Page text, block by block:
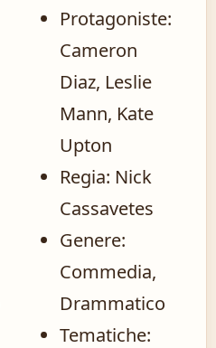
Protagoniste:
Cameron
Diaz, Leslie
Mann, Kate
Upton
Regia: Nick
Cassavetes
Genere:
Commedia,
Drammatico
Tematiche: